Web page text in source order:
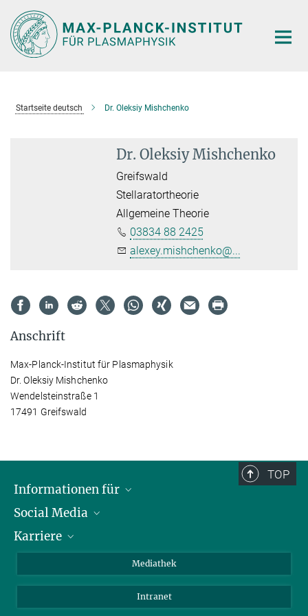
Hauptinhalt
Startseite deutsch Dr. Oleksiy Mishchenko
Dr. Oleksiy Mishchenko
Greifswald
Stellaratortheorie
Allgemeine Theorie
03834 88 2425
alexey.mishchenko@...
Anschrift
Max-Planck-Institut für Plasmaphysik
Dr. Oleksiy Mishchenko
Wendelsteinstraße 1
17491 Greifswald
TOP
Informationen für
Journalisten
Schule
Social Media
LinkedIn
Karriere
Mediathek
Intranet